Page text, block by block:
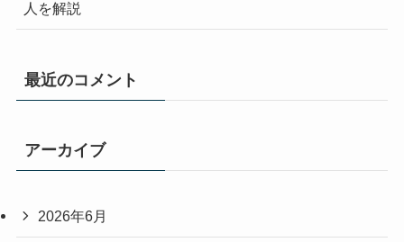
人を解説
最近のコメント
アーカイブ
2026年6月